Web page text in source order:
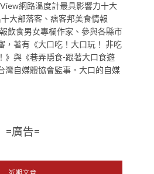
網路溫度計最具影響力十大
大部落客、痞客邦美食情報
飲食男女專欄作家、參與各縣市
，著有《大口吃！大口玩！ 非吃
》與《巷弄隱食-跟著大口食遊
灣自媒體協會監事。大口的自媒
=廣告=